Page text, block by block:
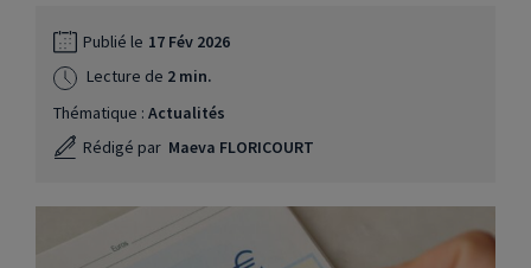
Publié le 17 Fév 2026
Lecture de 2 min.
Thématique : Actualités
Rédigé par Maeva FLORICOURT